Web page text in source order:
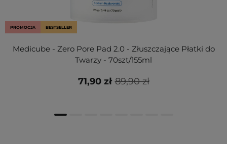
PROMOCJA BESTSELLER
Medicube - Zero Pore Pad 2.0 - Złuszczające Płatki do
Twarzy - 70szt/155ml
89,90 zł
71,90 zł